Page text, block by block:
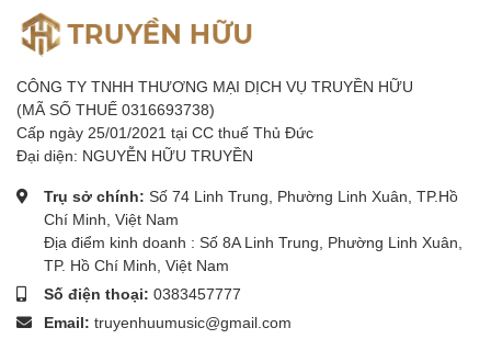
CÔNG TY TNHH THƯƠNG MẠI DỊCH VỤ TRUYỀN HỮU
(MÃ SỐ THUẾ 0316693738)
Cấp ngày 25/01/2021 tại CC thuế Thủ Đức
Đại diện: NGUYỄN HỮU TRUYỀN
Trụ sở chính: Số 74 Linh Trung, Phường Linh Xuân, TP.Hồ
Chí Minh, Việt Nam
Địa điểm kinh doanh : Số 8A Linh Trung, Phường Linh Xuân,
TP. Hồ Chí Minh, Việt Nam
Số điện thoại: 0383457777
Email: truyenhuumusic@gmail.com